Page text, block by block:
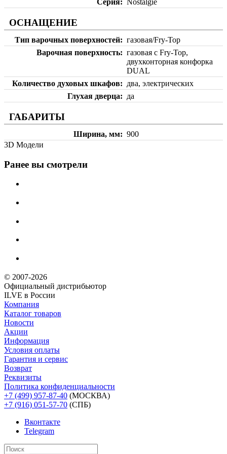
ОСНАЩЕНИЕ
Тип варочных поверхностей
газовая/Fry-Top
Варочная поверхность
газовая с Fry-Top,
двухконторная конфорка
DUAL
Количество духовых шкафов
два, электрических
Глухая дверца
да
ГАБАРИТЫ
Ширина, мм
900
3D Модели
Ранее вы смотрели
© 2007-2026
Официальный дистрибьютoр
ILVE в России
Компания
Каталог товаров
Новости
Акции
Информация
Условия оплаты
Гарантия и сервис
Возврат
Реквизиты
Политика конфиденциальности
+7 (499) 957-87-40 (МОСКВА)
+7 (916) 051-57-70 (СПБ)
Вконтакте
Telegram